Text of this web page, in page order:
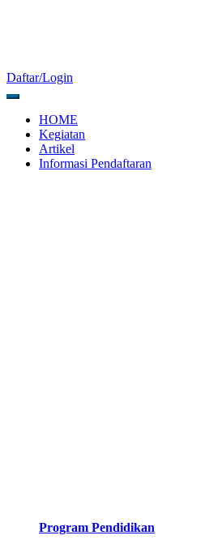
Daftar/Login
HOME
Kegiatan
Artikel
Informasi Pendaftaran
Program Pendidikan